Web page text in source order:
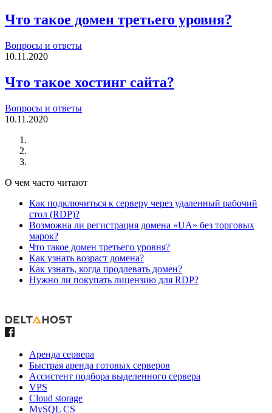
Что такое домен третьего уровня?
Вопросы и ответы
10.11.2020
Что такое хостинг сайта?
Вопросы и ответы
10.11.2020
О чем часто читают
Как подключиться к серверу через удаленный рабочий
стол (RDP)?
Возможна ли регистрация домена «UA» без торговых
марок?
Что такое домен третьего уровня?
Как узнать возраст домена?
Как узнать, когда продлевать домен?
Нужно ли покупать лицензию для RDP?
Аренда сервера
Быстрая аренда готовых серверов
Ассистент подбора выделенного сервера
VPS
Cloud storage
MySQL CS